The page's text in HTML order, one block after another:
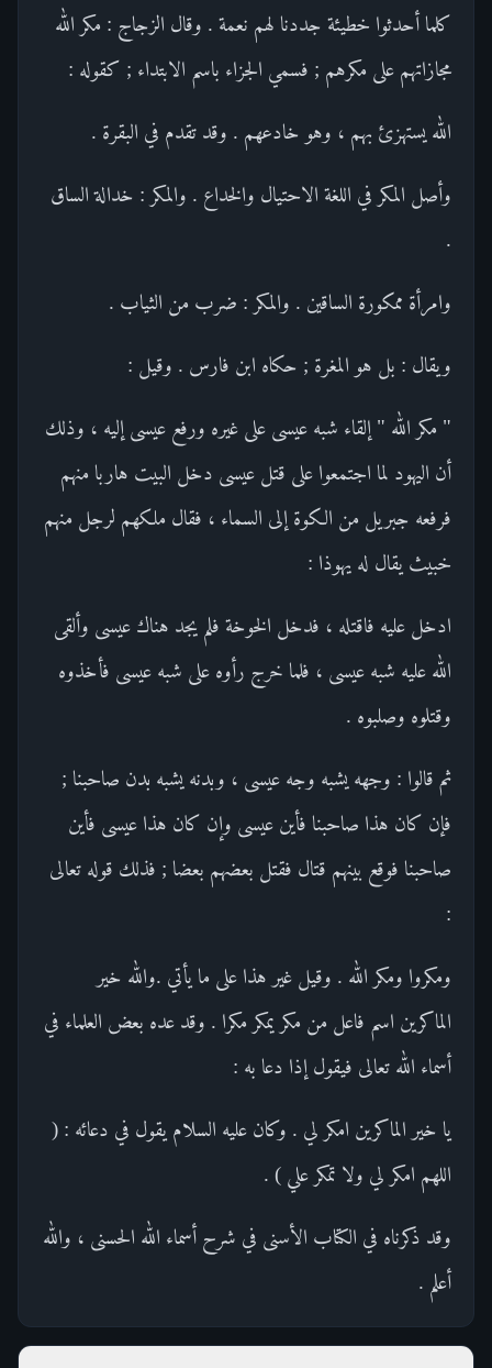
كلما أحدثوا خطيئة جددنا لهم نعمة . وقال الزجاج : مكر الله
مجازاتهم على مكرهم ; فسمي الجزاء باسم الابتداء ; كقوله :
الله يستهزئ بهم ، وهو خادعهم . وقد تقدم في البقرة .
وأصل المكر في اللغة الاحتيال والخداع . والمكر : خدالة الساق
.
وامرأة ممكورة الساقين . والمكر : ضرب من الثياب .
ويقال : بل هو المغرة ; حكاه ابن فارس . وقيل :
" مكر الله " إلقاء شبه عيسى على غيره ورفع عيسى إليه ، وذلك
أن اليهود لما اجتمعوا على قتل عيسى دخل البيت هاربا منهم
فرفعه جبريل من الكوة إلى السماء ، فقال ملكهم لرجل منهم
خبيث يقال له يهوذا :
ادخل عليه فاقتله ، فدخل الخوخة فلم يجد هناك عيسى وألقى
الله عليه شبه عيسى ، فلما خرج رأوه على شبه عيسى فأخذوه
وقتلوه وصلبوه .
ثم قالوا : وجهه يشبه وجه عيسى ، وبدنه يشبه بدن صاحبنا ;
فإن كان هذا صاحبنا فأين عيسى وإن كان هذا عيسى فأين
صاحبنا فوقع بينهم قتال فقتل بعضهم بعضا ; فذلك قوله تعالى
:
ومكروا ومكر الله . وقيل غير هذا على ما يأتي .والله خير
الماكرين اسم فاعل من مكر يمكر مكرا . وقد عده بعض العلماء في
أسماء الله تعالى فيقول إذا دعا به :
يا خير الماكرين امكر لي . وكان عليه السلام يقول في دعائه : (
اللهم امكر لي ولا تمكر علي ) .
وقد ذكرناه في الكتاب الأسنى في شرح أسماء الله الحسنى ، والله
أعلم .